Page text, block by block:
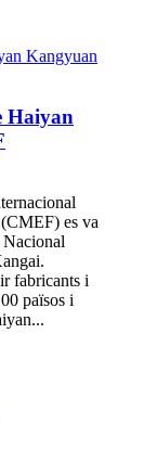
Haiyan
es va
Nacional
fabricants i
països i